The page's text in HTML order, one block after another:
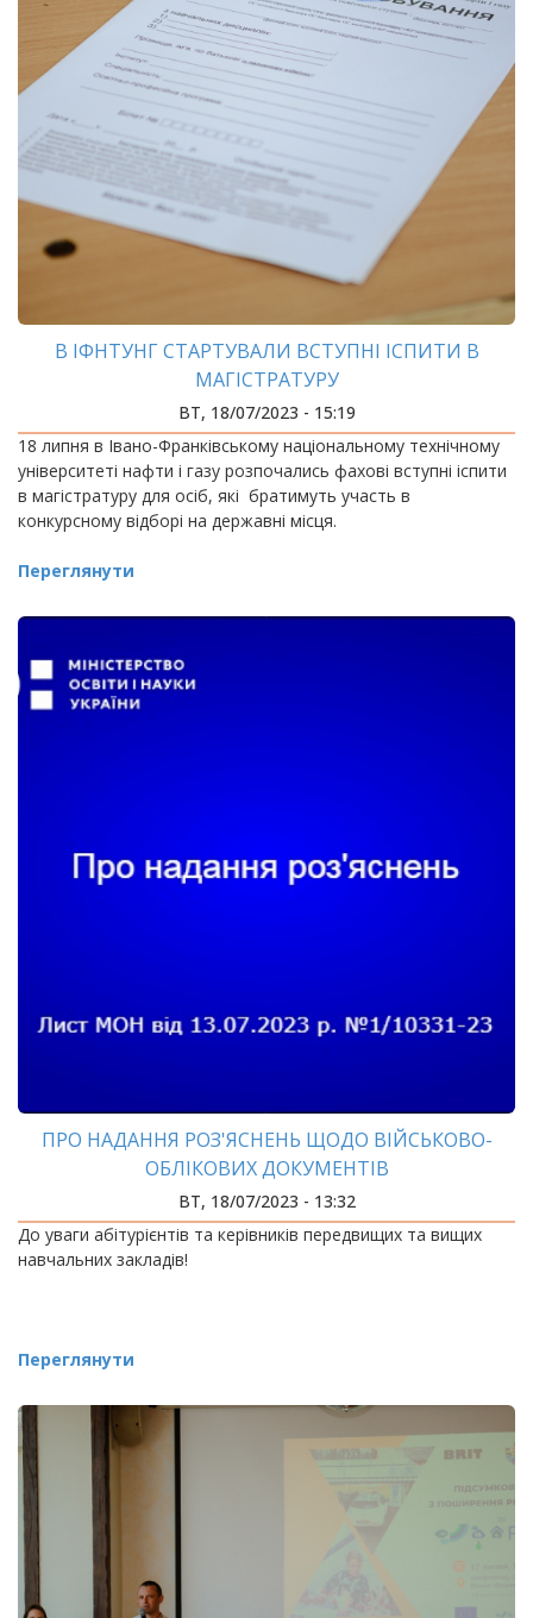
В ІФНТУНГ СТАРТУВАЛИ ВСТУПНІ ІСПИТИ В
МАГІСТРАТУРУ
ВТ, 18/07/2023 - 15:19
18 липня в Івано-Франківському національному технічному
університеті нафти і газу розпочались фахові вступні іспити
в магістратуру для осіб, які братимуть участь в
конкурсному відборі на державні місця.
Переглянути
ПРО НАДАННЯ РОЗ'ЯСНЕНЬ ЩОДО ВІЙСЬКОВО-
ОБЛІКОВИХ ДОКУМЕНТІВ
ВТ, 18/07/2023 - 13:32
До уваги абітурієнтів та керівників передвищих та вищих
навчальних закладів!
Переглянути